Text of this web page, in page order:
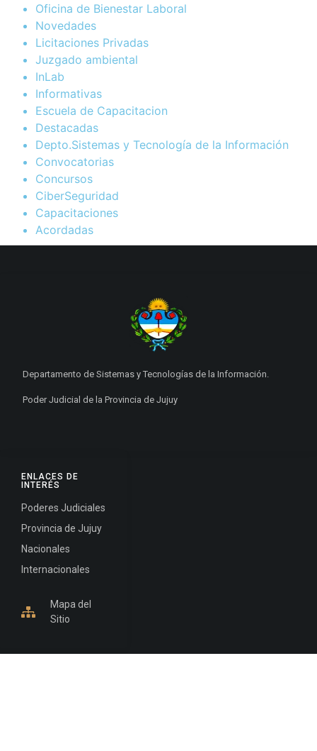
Oficina de Bienestar Laboral
Novedades
Licitaciones Privadas
Juzgado ambiental
InLab
Informativas
Escuela de Capacitacion
Destacadas
Depto.Sistemas y Tecnología de la Información
Convocatorias
Concursos
CiberSeguridad
Capacitaciones
Acordadas
ENLACES DE
INTERÉS
Poderes Judiciales
Provincia de Jujuy
Nacionales
Internacionales
Mapa del
Sitio
Departamento de Sistemas y Tecnologías de la Información.
Poder Judicial de la Provincia de Jujuy